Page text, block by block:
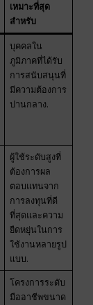
เหมาะที่สุด
สำหรับ
บุคคลใน
ภูมิภาคที่ได้รับ
การสนับสนุนที่
มีความต้องการ
ปานกลาง.
ผู้ใช้ระดับสูงที่
ต้องการผล
ตอบแทนจาก
การลงทุนที่ดี
ที่สุดและความ
ยืดหยุ่นในการ
ใช้งานหลายรูป
แบบ.
โครงการระดับ
มืออาชีพขนาด